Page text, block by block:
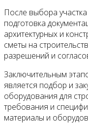
После выбора
подготовка
архитектурных и
сметы на
разрешений и
Заключительным
является подбор и
оборудования для
требования и
материалы и